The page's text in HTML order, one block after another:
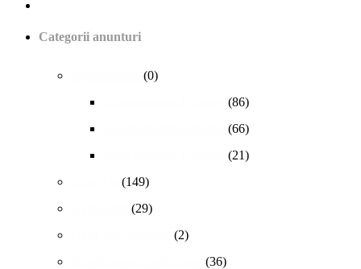
Categorii anunturi
(0)
(86)
(66)
(21)
(149)
(29)
(2)
(36)